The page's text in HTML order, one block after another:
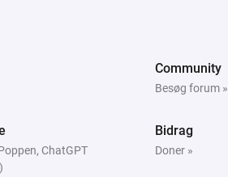
Community
Besøg forum »
ChatGPT
Bidrag
Doner »